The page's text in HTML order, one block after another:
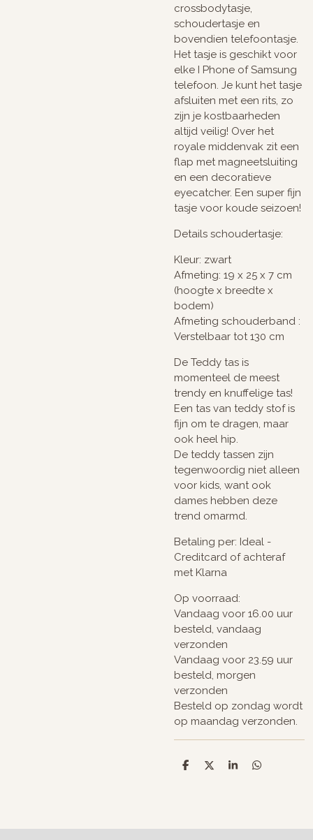
crossbodytasje,
schoudertasje en
bovendien telefoontasje.
Het tasje is geschikt voor
elke I Phone of Samsung
telefoon. Je kunt het tasje
afsluiten met een rits, zo
zijn je kostbaarheden
altijd veilig! Over het
royale middenvak zit een
flap met magneetsluiting
en een decoratieve
eyecatcher. Een super fijn
tasje voor koude seizoen!
Details schoudertasje:
Kleur: zwart
Afmeting: 19 x 25 x 7 cm
(hoogte x breedte x
bodem)
Afmeting schouderband :
Verstelbaar tot 130 cm
De Teddy tas is
momenteel de meest
trendy en knuffelige tas!
Een tas van teddy stof is
fijn om te dragen, maar
ook heel hip.
De teddy tassen zijn
tegenwoordig niet alleen
voor kids, want ook
dames hebben deze
trend omarmd.
Betaling per: Ideal -
Creditcard of achteraf
met Klarna
Op voorraad:
Vandaag voor 16.00 uur
besteld, vandaag
verzonden
Vandaag voor 23.59 uur
besteld, morgen
verzonden
Besteld op zondag wordt
op maandag verzonden.
D
D
S
D